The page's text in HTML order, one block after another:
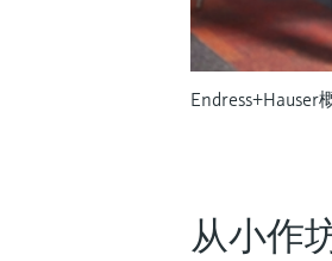
Endress+Hauser
从小作